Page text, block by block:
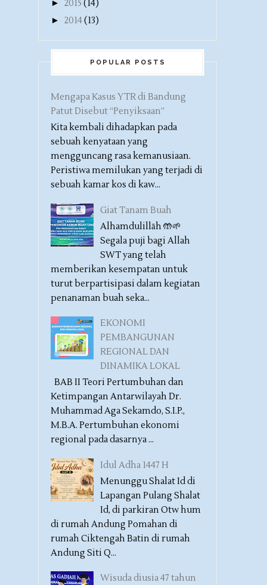
► 2015 (14)
► 2014(13)
POPULAR POSTS
Mengapa Kasus YTR di Bandung
Patut Disebut “Penyiksaan”
Kita kembali dihadapkan pada
sebuah kenyataan yang
mengguncang rasa kemanusiaan.
Peristiwa memilukan yang terjadi di
sebuah kamar kos di kaw...
Giat Tanam Buah
Alhamdulillāh 🤲🌱
Segala puji bagi Allah
SWT yang telah
memberikan kesempatan untuk
turut berpartisipasi dalam kegiatan
penanaman buah seka...
EKONOMI
PEMBANGUNAN
REGIONAL DAN
DINAMIKA LOKAL
BAB II Teori Pertumbuhan dan
Ketimpangan Antarwilayah Dr.
Muhammad Aga Sekamdo, S.I.P.,
M.B.A. Pertumbuhan ekonomi
regional pada dasarnya ...
Idul Adha 1447 H
Menunggu Shalat Id di
Lapangan Pulang Shalat
Id, di parkiran Otw hum
di rumah Andung Pomahan di
rumah Ciktengah Batin di rumah
Andung Siti Q...
Wisuda diusia 47 tahun